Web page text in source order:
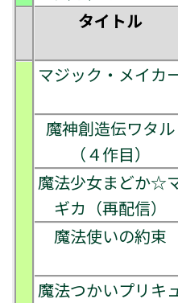
タイトル
マジック・メイカ
魔神創造伝ワタル
（４作目）
魔法少女まどか☆
ギカ（再配信）
魔法使いの約束
魔法つかいプリキ